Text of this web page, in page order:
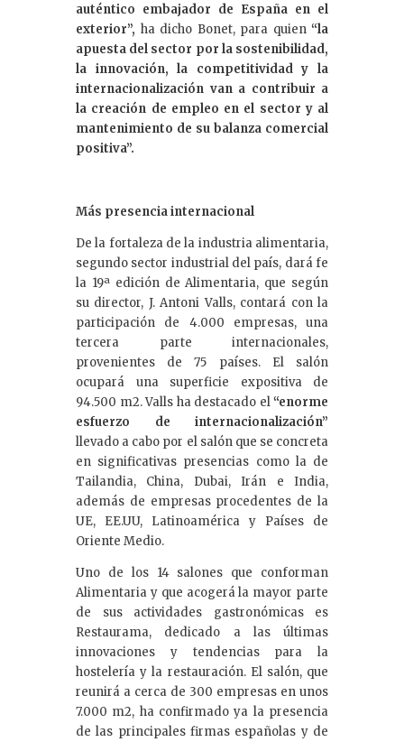
auténtico embajador de España en el
exterior”, ha dicho Bonet, para quien “la
apuesta del sector por la sostenibilidad,
la innovación, la competitividad y la
internacionalización van a contribuir a
la creación de empleo en el sector y al
mantenimiento de su balanza comercial
positiva”.
Más presencia internacional
De la fortaleza de la industria alimentaria,
segundo sector industrial del país, dará fe
la 19ª edición de Alimentaria, que según
su director, J. Antoni Valls, contará con la
participación de 4.000 empresas, una
tercera parte internacionales,
provenientes de 75 países. El salón
ocupará una superficie expositiva de
94.500 m2. Valls ha destacado el “enorme
esfuerzo de internacionalización”
llevado a cabo por el salón que se concreta
en significativas presencias como la de
Tailandia, China, Dubai, Irán e India,
además de empresas procedentes de la
UE, EE.UU, Latinoamérica y Países de
Oriente Medio.
Uno de los 14 salones que conforman
Alimentaria y que acogerá la mayor parte
de sus actividades gastronómicas es
Restaurama, dedicado a las últimas
innovaciones y tendencias para la
hostelería y la restauración. El salón, que
reunirá a cerca de 300 empresas en unos
7.000 m2, ha confirmado ya la presencia
de las principales firmas españolas y de